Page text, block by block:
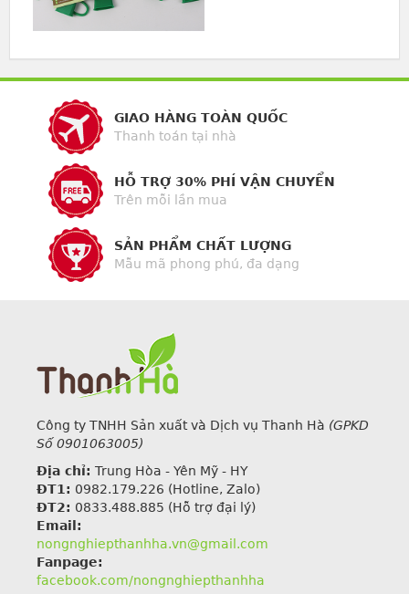
GIAO HÀNG TOÀN QUỐC
Thanh toán tại nhà
HỖ TRỢ 30% PHÍ VẬN CHUYỂN
Trên mỗi lần mua
SẢN PHẨM CHẤT LƯỢNG
Mẫu mã phong phú, đa dạng
Công ty TNHH Sản xuất và Dịch vụ Thanh Hà (GPKD
Số 0901063005)
Địa chỉ: Trung Hòa - Yên Mỹ - HY
ĐT1: 0982.179.226 (Hotline, Zalo)
ĐT2: 0833.488.885 (Hỗ trợ đại lý)
Email:
nongnghiepthanhha.vn@gmail.com
Fanpage:
facebook.com/nongnghiepthanhha